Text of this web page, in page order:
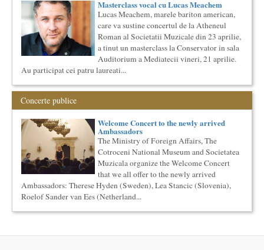
Societatea Muzicala organizeaza un curs de literatura
universala: „Marile texte si marile batalii culturale”. Este un
O bucatarie ca-n filme
Carte – Film – Mancare boiereasca Lansarea cartii O bucatarie
ca-n filme, Scenotopul bucatariei in Noul Cinema Romanes...
The Fever
By Wallace Shawn, with Simona Maicanescu
The Fever de Wallace Shawn, one-woman show cu Simona
Maicanescu, in engleza, supratitrat in romana; Spectacolul de
Masterclass vocal cu Lucas Meachem
Lucas Meachem, marele bariton american, care va sustine
concertul de la Atheneul Roman al Societatii Muzicale din 23
aprilie,...
Cursul de Lingvistica (anul I)
Societatea Muzicala organizeaza un curs de cultura generala
lingvistica. Este un curs intensiv si concentrat, de nivel
Masterclass vocal cu Lucas Meachem
Lucas Meachem, marele bariton american,
care va sustine concertul de la Atheneul
Roman al Societatii Muzicale din 23 aprilie,
a tinut un masterclass la Conservator in sala
Auditorium a Mediatecii vineri, 21 aprilie.
Au participat cei patru laureati...
Concerte publice
Welcome Concert to the newly arrived
Ambassadors
The Ministry of Foreign Affairs, The
Cotroceni National Museum and Societatea
Muzicala organize the Welcome Concert
that we all offer to the newly arrived
Ambassadors: Therese Hyden (Sweden), Lea Stancic (Slovenia),
Roelof Sander van Ees (Netherland...